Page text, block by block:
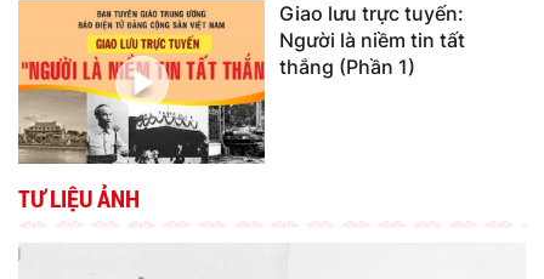
Giao lưu trực tuyến:
Người là niềm tin tất
thắng (Phần 1)
TƯ LIỆU ẢNH